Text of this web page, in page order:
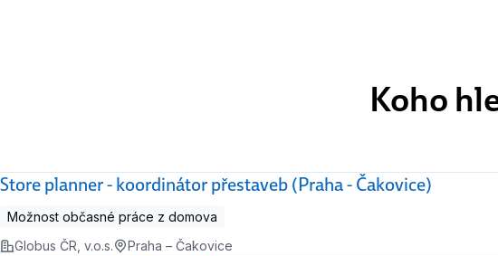
Koho
Store planner - koordinátor přestaveb (Praha - Čakovice)
Možnost občasné práce z domova
Globus ČR, v.o.s.
Praha – Čakovice